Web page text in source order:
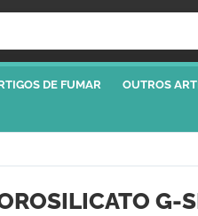
DE FUMAR OUTROS
G-